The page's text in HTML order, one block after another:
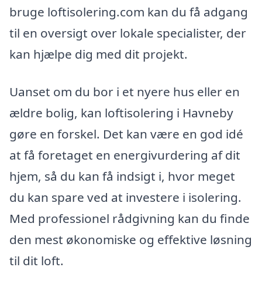
bruge loftisolering.com kan du få adgang
til en oversigt over lokale specialister, der
kan hjælpe dig med dit projekt.
Uanset om du bor i et nyere hus eller en
ældre bolig, kan loftisolering i Havneby
gøre en forskel. Det kan være en god idé
at få foretaget en energivurdering af dit
hjem, så du kan få indsigt i, hvor meget
du kan spare ved at investere i isolering.
Med professionel rådgivning kan du finde
den mest økonomiske og effektive løsning
til dit loft.